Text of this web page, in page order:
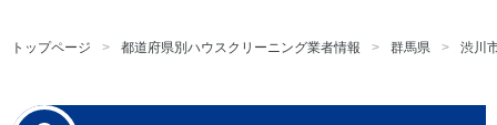
トップページ 都道府県別ハウスクリーニング業者情報 群馬県 渋川